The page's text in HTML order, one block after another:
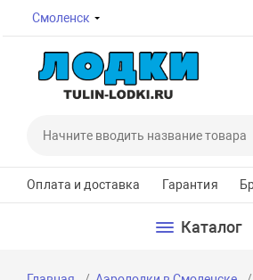
Смоленск
Оплата и доставка Гарантия
Каталог